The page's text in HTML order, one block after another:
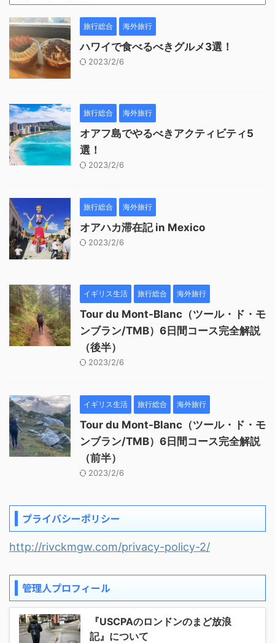
旅行総合 海外旅行
ハワイで食べるべきグルメ3選！
2023/2/6
旅行総合 海外旅行
オアフ島でやるべきアクティビティ5
選！
2023/2/6
旅行総合 海外旅行
オアハカ滞在記 in Mexico
2023/2/6
イギリス生活 旅行総合 海外旅行
Tour du Mont-Blanc（ツール・ド・モ
ンブラン/TMB）6日間コース完全解説
（後半）
2023/2/6
イギリス生活 旅行総合 海外旅行
Tour du Mont-Blanc（ツール・ド・モ
ンブラン/TMB）6日間コース完全解説
（前半）
2023/2/6
プライバシーポリシー
http://rivckmgw.com/privacy-policy-2/
管理人プロフィール
『USCPAのロンドンのまど放浪
記』について